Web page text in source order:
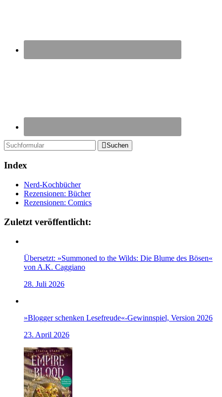
Suchen
Index
Nerd-Kochbücher
Rezensionen: Bücher
Rezensionen: Comics
Zuletzt veröffentlicht:
Übersetzt: »Summoned to the Wilds: Die Blume des Bösen«
von A.K. Caggiano
28. Juli 2026
»Blogger schenken Lesefreude«-Gewinnspiel, Version 2026
23. April 2026